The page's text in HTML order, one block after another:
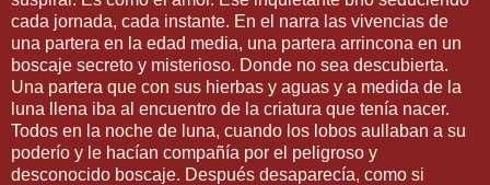
cada jornada, cada instante. En el narra las vivencias de
una partera en la edad media, una partera arrincona en un
boscaje secreto y misterioso. Donde no sea descubierta.
Una partera que con sus hierbas y aguas y a medida de la
luna llena iba al encuentro de la criatura que tenía nacer.
Todos en la noche de luna, cuando los lobos aullaban a su
poderío y le hacían compañía por el peligroso y
desconocido boscaje. Después desaparecía, como si